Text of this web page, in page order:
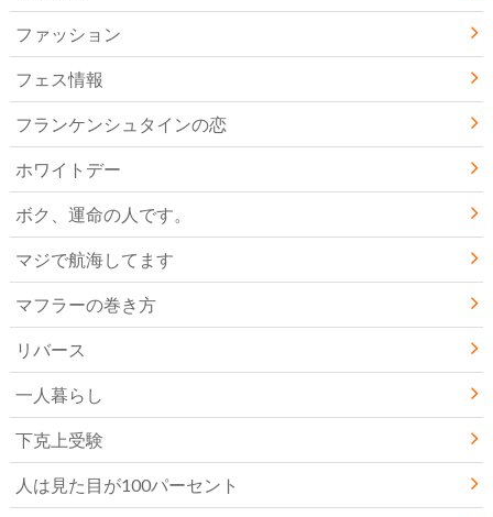
ファッション
フェス情報
フランケンシュタインの恋
ホワイトデー
ボク、運命の人です。
マジで航海してます
マフラーの巻き方
リバース
一人暮らし
下克上受験
人は見た目が100パーセント